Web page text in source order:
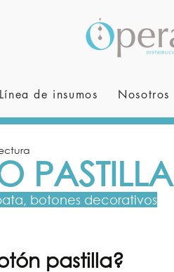
Línea de insumos Nosotros
PASTILLA
botones decorativos
pastilla?